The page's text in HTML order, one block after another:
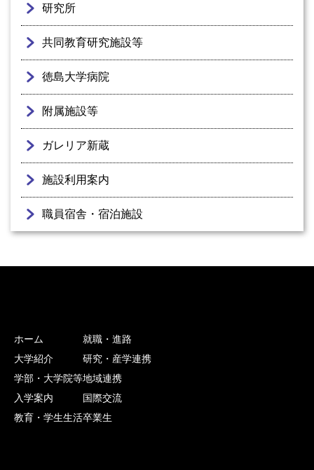
研究所
共同教育研究施設等
徳島大学病院
附属施設等
ガレリア新蔵
施設利用案内
職員宿舎・宿泊施設
ホーム
大学紹介
学部・大学院等
入学案内
教育・学生生活
就職・進路
研究・産学連携
地域連携
国際交流
卒業生